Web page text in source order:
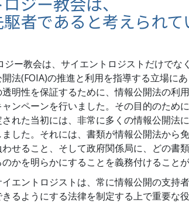
ガニゼーション
ーウィンズ
ントロジーを
もたらす
デビッド･ミスキャベッジ氏—
Scientologyの教会指導者
ナルコノン
ユナイテッド･フォー
ツ
市民の人権擁護の会
サイエントロジー･ボ
スター
者であると考えられて
ジー教会は、サイエントロジストだけでな
法(FOIA)の推進と利用を指導する立場に
明性を保証するために、情報公開法の利
ンペーンを行いました。その目的のため
れた当初には、非常に多くの情報公開法
した。それには、書類が情報公開法から
せること、そして政府関係局に、どの書
かを明らかにすることを義務付けることが
エントロジストは、常に情報公開の支持
るようにする法律を制定する上で重要な